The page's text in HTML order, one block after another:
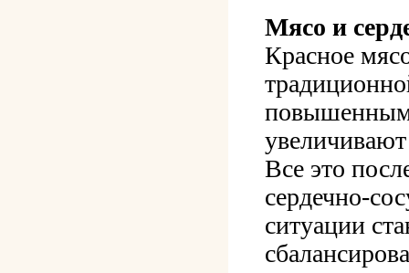
Мясо и
Красное
повышенным
Все это
сердечно-
ситуации